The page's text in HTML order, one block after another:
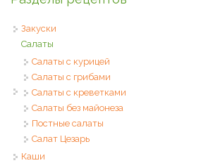
Закуски
Салаты
Салаты с курицей
Салаты с грибами
Салаты с креветками
Салаты без майонеза
Постные салаты
Салат Цезарь
Каши